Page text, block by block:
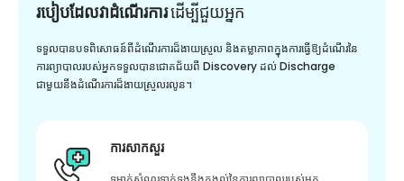
របៀបដែលវាដំណើរការដើម្បី​ជួយ​អ្នក
ទទួលបានបទពិសោធន៍ពីដំណើរការដ៏ងាយស្រួល និងតម្លាភាពក្នុងការធ្វើឱ្យដំណើរនៃ
ការព្យាបាលរបស់អ្នកទទួលបានជោគជ័យពី Discovery ដល់ Discharge
ជាមួយនឹងដំណើរការដ៏ងាយស្រួលរលូន។
ការសាកសួរ